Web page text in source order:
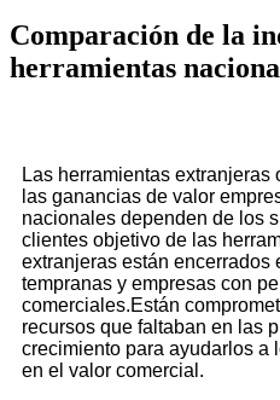
Comparación de la
herramientas
Las herramientas extranjeras
las ganancias de valor
nacionales dependen de los
clientes objetivo de las
extranjeras están encerrados
tempranas y empresas con
comerciales.Están
recursos que faltaban en las
crecimiento para ayudarlos a
en el valor comercial.